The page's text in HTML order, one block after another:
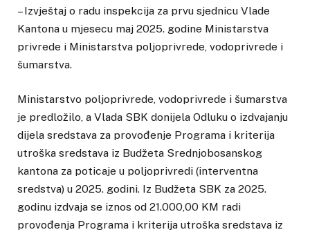
– Izvještaj o radu inspekcija za prvu sjednicu Vlade
Kantona u mjesecu maj 2025. godine Ministarstva
privrede i Ministarstva poljoprivrede, vodoprivrede i
šumarstva.
Ministarstvo poljoprivrede, vodoprivrede i šumarstva
je predložilo, a Vlada SBK donijela Odluku o izdvajanju
dijela sredstava za provođenje Programa i kriterija
utroška sredstava iz Budžeta Srednjobosanskog
kantona za poticaje u poljoprivredi (interventna
sredstva) u 2025. godini. Iz Budžeta SBK za 2025.
godinu izdvaja se iznos od 21.000,00 KM radi
provođenja Programa i kriterija utroška sredstava iz